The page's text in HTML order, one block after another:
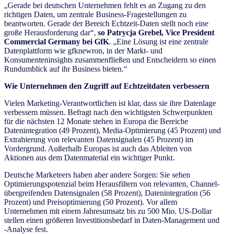
„Gerade bei deutschen Unternehmen fehlt es an Zugang zu den
richtigen Daten, um zentrale Business-Fragestellungen zu
beantworten. Gerade der Bereich Echtzeit-Daten stellt noch eine
große Herausforderung dar“, so Patrycja Grebel, Vice President
Commercial Germany bei GfK. „Eine Lösung ist eine zentrale
Datenplattform wie gfknewron, in der Markt- und
Konsumenteninsights zusammenfließen und Entscheidern so einen
Rundumblick auf ihr Business bieten.“
Wie Unternehmen den Zugriff auf Echtzeitdaten verbessern
Vielen Marketing-Verantwortlichen ist klar, dass sie ihre Datenlage
verbessern müssen. Befragt nach den wichtigsten Schwerpunkten
für die nächsten 12 Monate stehen in Europa die Bereiche
Datenintegration (49 Prozent), Media-Optimierung (45 Prozent) und
Extrahierung von relevanten Datensignalen (45 Prozent) im
Vordergrund. Außerhalb Europas ist auch das Ableiten von
Aktionen aus dem Datenmaterial ein wichtiger Punkt.
Deutsche Marketeers haben aber andere Sorgen: Sie sehen
Optimierungspotenzial beim Herausfiltern von relevanten, Channel-
übergreifenden Datensignalen (58 Prozent), Datenintegration (56
Prozent) und Preisoptimierung (50 Prozent). Vor allem
Unternehmen mit einem Jahresumsatz bis zu 500 Mio. US-Dollar
stellen einen größeren Investitionsbedarf in Daten-Management und
-Analyse fest.